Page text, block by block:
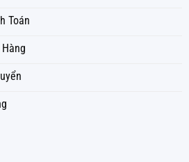
Toán